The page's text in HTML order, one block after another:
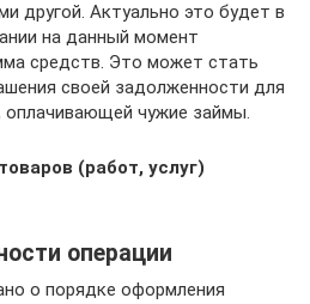
другой. Актуально это будет в
на данный момент
средств. Это может стать
своей задолженности для
оплачивающей чужие займы.
(работ, услуг)
операции
о порядке оформления